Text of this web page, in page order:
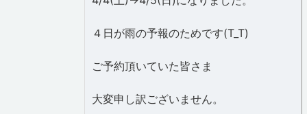
４日が雨の予報のためです(T_T)
ご予約頂いていた皆さま
大変申し訳ございません。